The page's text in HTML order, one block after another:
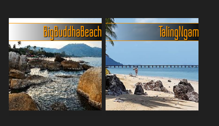
Auf der Suche nach einem
abgelegenen Paradies, das
nicht von Touristen
überlaufen ist? Thongson
Bay auf Koh Samui könnte
dein neuer Lieblingsort
werde...
Beach
Maenam Beach ist wie der
entspannte Cousin von
Chaweng – ruhig, charmant
und ohne Partygedröhn. Wer
barfuß durch puderfeinen
Sand schlendern, in
Hänge...
Big Buddha Beach Taling Ngam